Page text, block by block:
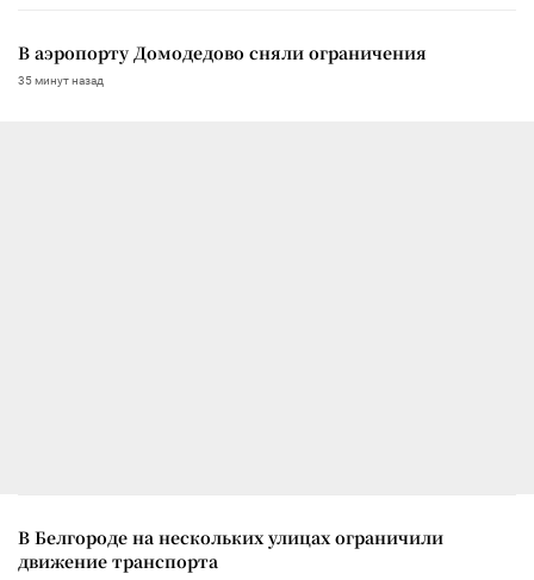
В аэропорту Домодедово сняли ограничения
35 минут назад
В Белгороде на нескольких улицах ограничили
движение транспорта